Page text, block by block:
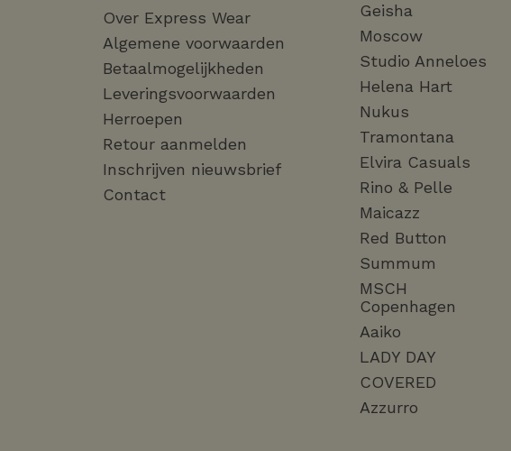
Over Express Wear
Algemene voorwaarden
Betaalmogelijkheden
Leveringsvoorwaarden
Herroepen
Retour aanmelden
Inschrijven nieuwsbrief
Contact
Geisha
Moscow
Studio Anneloes
Helena Hart
Nukus
Tramontana
Elvira Casuals
Rino & Pelle
Maicazz
Red Button
Summum
MSCH
Copenhagen
Aaiko
LADY DAY
COVERED
Azzurro